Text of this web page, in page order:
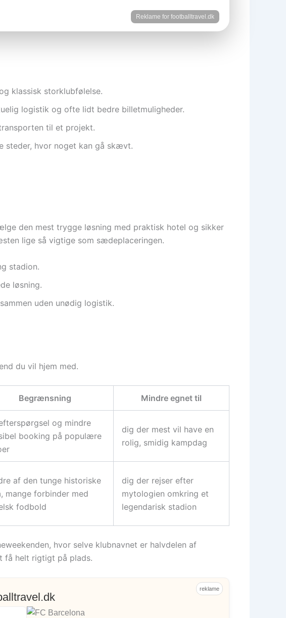
Reklame for footballtravel.dk
klassisk storklubfølelse.
logistik og ofte lidt bedre billetmuligheder.
til et projekt.
steder, hvor noget kan gå skævt.
den mest trygge løsning med praktisk hotel og sikker
lige så vigtige som sædeplaceringen.
stadion.
løsning.
uden unødig logistik.
du vil hjem med.
Begrænsning Mindre egnet til
og mindre
booking på populære
dig der mest vil have en
rolig, smidig kampdag
af den tunge historiske
mange forbinder med
fodbold
dig der rejser efter
mytologien omkring et
legendarisk stadion
hvor selve klubnavnet er halvdelen af
helt rigtigt på plads.
reklame